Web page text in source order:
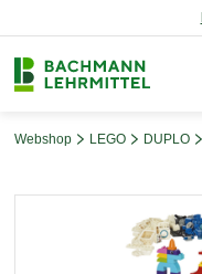
Webshop LEGO DUPLO